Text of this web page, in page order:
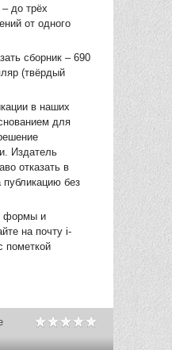
до трёх
от одного
сборник – 690
(твёрдый
в наших
для
Издатель
отказать в
без
формы и
на почту i-
пометкой